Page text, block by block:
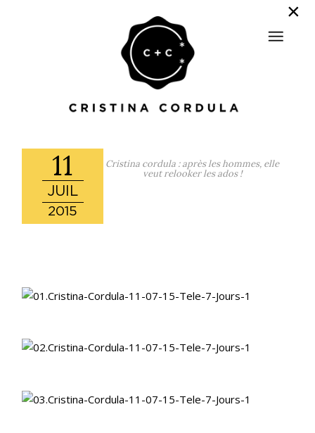
11
JUIL
2015
Cristina cordula : après les hommes, elle
veut relooker les ados !